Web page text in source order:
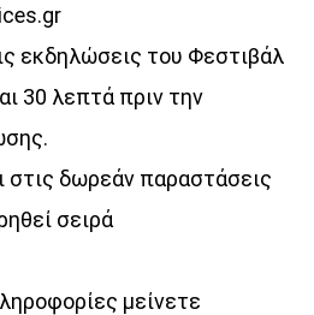
εκδηλώσεις του Φεστιβάλ
30 λεπτά πριν την
στις δωρεάν παραστάσεις
σειρά
μείνετε